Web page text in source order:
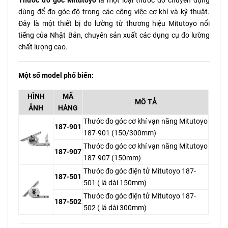
dùng để đo góc độ trong các công việc cơ khí và kỹ thuật.
Đây là một thiết bị đo lường từ thương hiệu Mitutoyo nổi
tiếng của Nhật Bản, chuyên sản xuất các dụng cụ đo lường
chất lượng cao.
Một số model phổ biến:
HÌNH
ẢNH
MÃ
HÀNG
MÔ TẢ
187-901
Thước đo góc cơ khí vạn năng Mitutoyo
187-901 (150/300mm)
187-907
Thước đo góc cơ khí vạn năng Mitutoyo
187-907 (150mm)
187-501
Thước đo góc điện tử Mitutoyo 187-
501 ( lá dài 150mm)
187-502
Thước đo góc điện tử Mitutoyo 187-
502 ( lá dài 300mm)